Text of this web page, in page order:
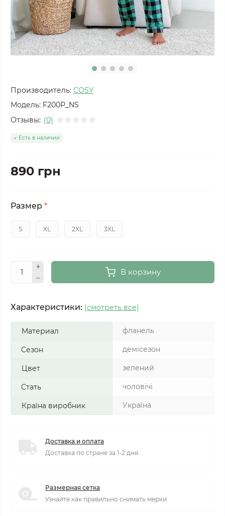
Производитель: COSY
Модель: F200P_NS
Отзывы: (0)
Есть в наличии
890 грн
Размер *
S XL 2XL 3XL
В корзину
Характеристики: (смотреть все)
Материал фланель
Сезон демісезон
Цвет зелений
Стать чоловічі
Країна виробник Україна
Доставка и оплата
Доставка по стране за 1-2 дня.
Размерная сетка
Узнайте как правильно снимать мерки